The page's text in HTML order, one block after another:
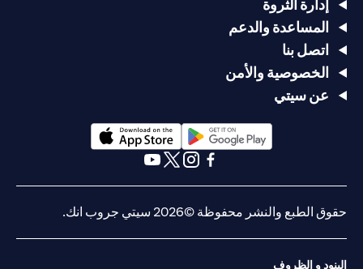
إدارة الثروة
المساعدة والدعم
اتصل بنا
الخصوصية والأمن
عن سيتي
(opens in a new tab)
حقوق الطبع والنشر محفوظة ©2026 سيتي جروب انك.
البنود و الظروف